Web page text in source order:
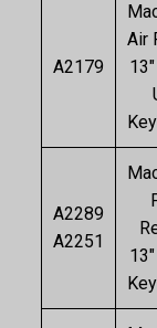
A2179
Air
A2289
A2251